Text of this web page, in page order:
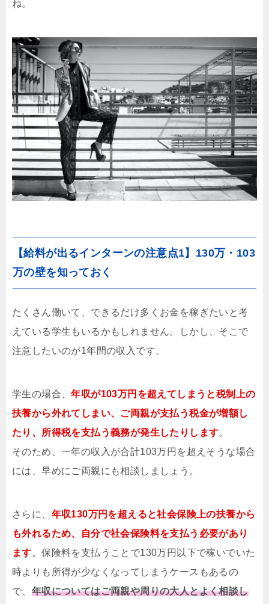
ね。
【給料が出るインターンの注意点1】130万・103
万の壁を知っておく
たくさん働いて、できるだけ多くお金を稼ぎたいと考
えている学生もいるかもしれません。しかし、そこで
注意したいのが1年間の収入です。
学生の場合、年収が103万円を超えてしまうと税制上の
扶養から外れてしまい、ご両親が支払う税金が増額し
たり、所得税を支払う義務が発生したりします。
そのため、一年の収入が合計103万円を超えそうな場合
には、早めにご両親にも相談しましょう。
さらに、 年収130万円を超えると社会保険上の扶養から
も外れるため、自分で社会保険料を支払う必要があり
ます。保険料を支払うことで130万円以下で稼いでいた
時よりも所得が少なくなってしまうケースもあるの
で、 年収についてはご両親や周りの大人とよく相談し